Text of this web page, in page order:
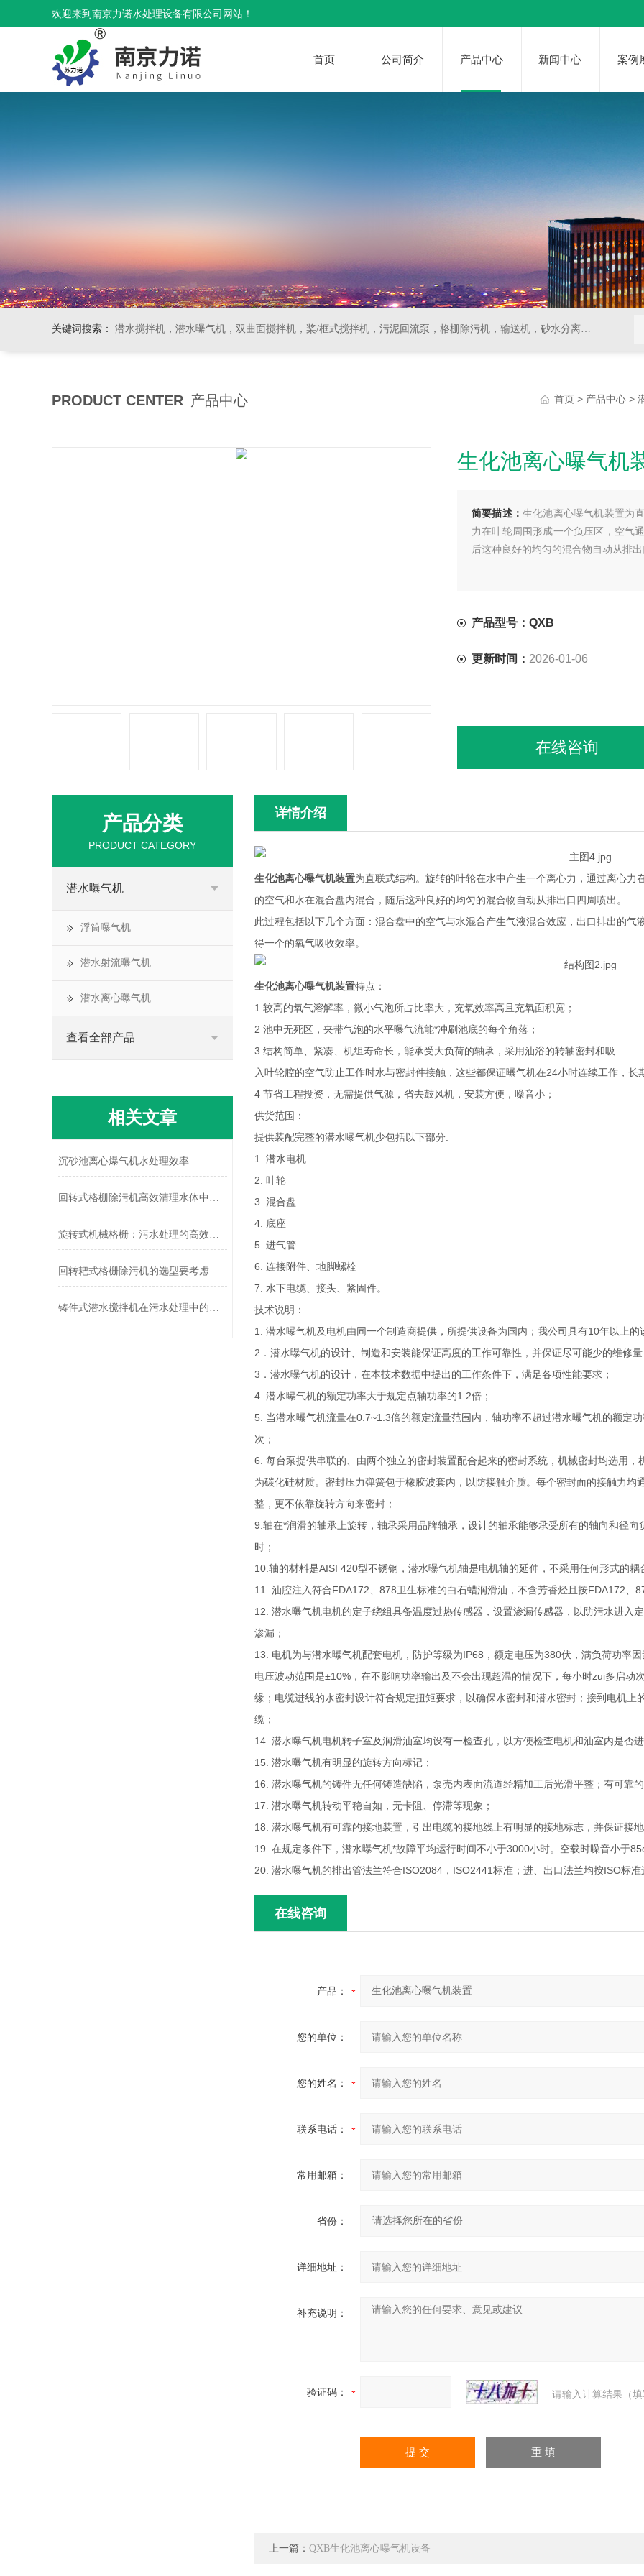
欢迎来到南京力诺水处理设备有限公司网站！
首页 公司简介 产品中心 新闻中心 案例
关键词搜索： 潜水搅拌机，潜水曝气机，双曲面搅拌机，桨/框式搅拌机，污泥回流泵，格栅除污机，输送机，砂水分离器等水处理设备
PRODUCT CENTER 产品中心 首页 > 产品中心 >
生化池离心曝气机
简要描述： 生化池离心曝气机装置为
力在叶轮周围形成一个负压区，空气
后这种良好的均匀的混合物自动从排
产品型号：QXB
更新时间： 2026-01-06
在线咨询
详情介绍
生化池离心曝气机装置为直联式结构。旋转的叶轮在水中产生一个离心力，通过离心
的空气和水在混合盘内混合，随后这种良好的均匀的混合物自动从排出口四周喷出。
此过程包括以下几个方面：混合盘中的空气与水混合产生气液混合效应，出口排出的
得一个的氧气吸收效率。
生化池离心曝气机装置特点：
1 较高的氧气溶解率，微小气泡所占比率大，充氧效率高且充氧面积宽；
2 池中无死区，夹带气泡的水平曝气流能*冲刷池底的每个角落；
3 结构简单、紧凑、机组寿命长，能承受大负荷的轴承，采用油浴的转轴密封和吸
入叶轮腔的空气防止工作时水与密封件接触，这些都保证曝气机在24小时连续工作，长
4 节省工程投资，无需提供气源，省去鼓风机，安装方便，噪音小；
供货范围：
提供装配完整的潜水曝气机少包括以下部分:
1. 潜水电机
2. 叶轮
3. 混合盘
4. 底座
5. 进气管
6. 连接附件、地脚螺栓
7. 水下电缆、接头、紧固件。
技术说明：
1. 潜水曝气机及电机由同一个制造商提供，所提供设备为国内；我公司具有10年以上的
2．潜水曝气机的设计、制造和安装能保证高度的工作可靠性，并保证尽可能少的维修
3．潜水曝气机的设计，在本技术数据中提出的工作条件下，满足各项性能要求；
4. 潜水曝气机的额定功率大于规定点轴功率的1.2倍；
5. 当潜水曝气机流量在0.7~1.3倍的额定流量范围内，轴功率不超过潜水曝气机的额定
次；
6. 每台泵提供串联的、由两个独立的密封装置配合起来的密封系统，机械密封均选用
为碳化硅材质。密封压力弹簧包于橡胶波套内，以防接触介质。每个密封面的接触力
整，更不依靠旋转方向来密封；
9.轴在*润滑的轴承上旋转，轴承采用品牌轴承，设计的轴承能够承受所有的轴向和径
时；
10.轴的材料是AISI 420型不锈钢，潜水曝气机轴是电机轴的延伸，不采用任何形式的耦
11. 油腔注入符合FDA172、878卫生标准的白石蜡润滑油，不含芳香烃且按FDA172、
12. 潜水曝气机电机的定子绕组具备温度过热传感器，设置渗漏传感器，以防污水进入
渗漏；
13. 电机为与潜水曝气机配套电机，防护等级为IP68，额定电压为380伏，满负荷功率
电压波动范围是±10%，在不影响功率输出及不会出现超温的情况下，每小时zui多启
缘；电缆进线的水密封设计符合规定扭矩要求，以确保水密封和潜水密封；接到电机
缆；
14. 潜水曝气机电机转子室及润滑油室均设有一检查孔，以方便检查电机和油室内是否
15. 潜水曝气机有明显的旋转方向标记；
16. 潜水曝气机的铸件无任何铸造缺陷，泵壳内表面流道经精加工后光滑平整；有可靠
17. 潜水曝气机转动平稳自如，无卡阻、停滞等现象；
18. 潜水曝气机有可靠的接地装置，引出电缆的接地线上有明显的接地标志，并保证接
19. 在规定条件下，潜水曝气机*故障平均运行时间不小于3000小时。空载时噪音小于
20. 潜水曝气机的排出管法兰符合ISO2084，ISO2441标准；进、出口法兰均按ISO标准
在线咨询
产品：
您的单位：
您的姓名：
联系电话：
常用邮箱：
省份：
详细地址：
补充说明：
验证码： 请输入计算结果（
上一篇： QXB生化池离心曝气机设备
产品分类
PRODUCT CATEGORY
潜水曝气机
浮筒曝气机
潜水射流曝气机
潜水离心曝气机
查看全部产品
相关文章
沉砂池离心爆气机水处理效率
回转式格栅除污机高效清理水体中的污染物
旋转式机械格栅：污水处理的高效卫士
回转耙式格栅除污机的选型要考虑哪些因素
铸件式潜水搅拌机在污水处理中的应用与效果分析